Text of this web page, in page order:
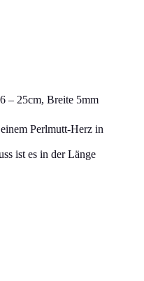
– 25cm, Breite 5mm
Perlmutt-Herz in
ist es in der Länge